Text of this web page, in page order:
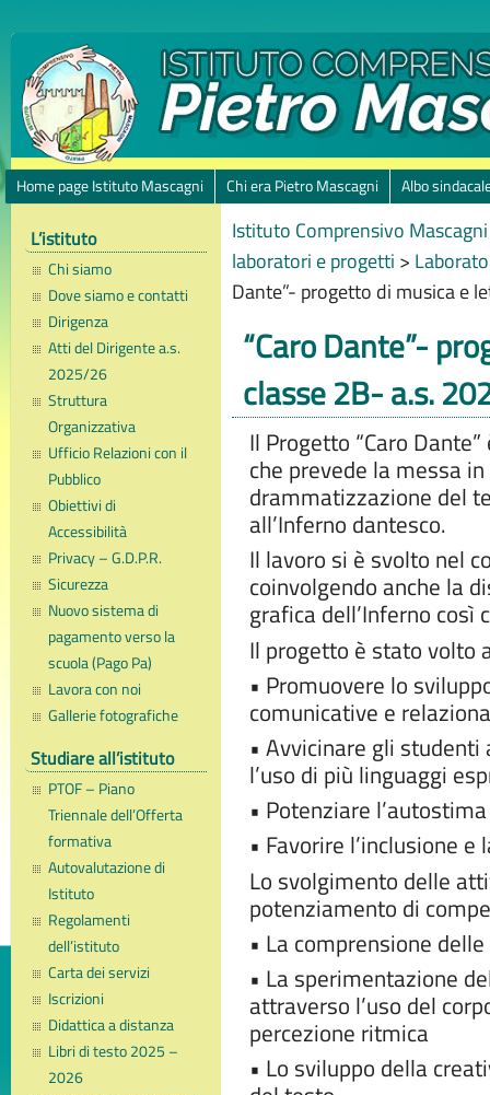
Home page Istituto Mascagni Chi era Pietro Mascagni Albo
L’istituto
Chi siamo
Dove siamo e contatti
Dirigenza
Atti del Dirigente a.s.
2025/26
Struttura
Organizzativa
Ufficio Relazioni con il
Pubblico
Obiettivi di
Accessibilità
Privacy – G.D.P.R.
Sicurezza
Nuovo sistema di
pagamento verso la
scuola (Pago Pa)
Lavora con noi
Gallerie fotografiche
Studiare all’istituto
PTOF – Piano
Triennale dell’Offerta
formativa
Autovalutazione di
Istituto
Regolamenti
dell’istituto
Carta dei servizi
Iscrizioni
Didattica a distanza
Libri di testo 2025 –
2026
Istituto Comprensivo
laboratori e progetti >
Dante”- progetto di musica e
“Caro Dante”-
classe 2B- a.s.
Il Progetto “Caro
che prevede la messa
drammatizzazione del
all’Inferno dantesco.
Il lavoro si è svolto nel
coinvolgendo anche la
grafica dell’Inferno
Il progetto è stato volto
• Promuovere lo
comunicative e
• Avvicinare gli
l’uso di più linguaggi
• Potenziare
• Favorire l’inclusione
Lo svolgimento delle
potenziamento di
• La comprensione
• La sperimentazione
attraverso l’uso del
percezione ritmica
• Lo sviluppo della